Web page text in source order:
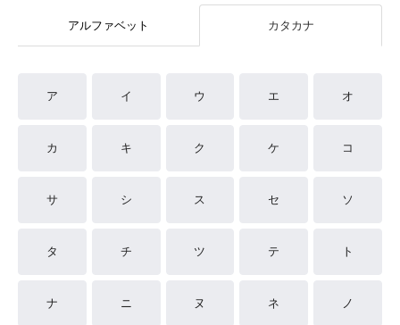
アルファベット カタカナ
ア イ ウ エ オ
カ キ ク ケ コ
サ シ ス セ ソ
タ チ ツ テ ト
ナ ニ ヌ ネ ノ